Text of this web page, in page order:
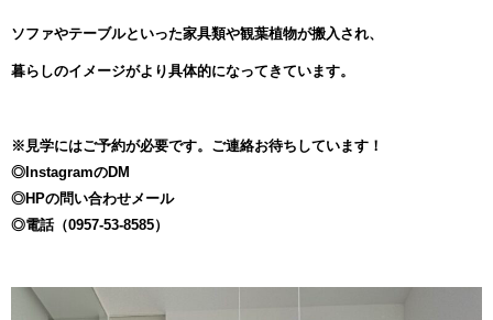
ソファやテーブルといった家具類や観葉植物が搬入され、
暮らしのイメージがより具体的になってきています。
※見学にはご予約が必要です。ご連絡お待ちしています！
◎InstagramのDM
◎HPの問い合わせメール
◎電話（0957-53-8585）